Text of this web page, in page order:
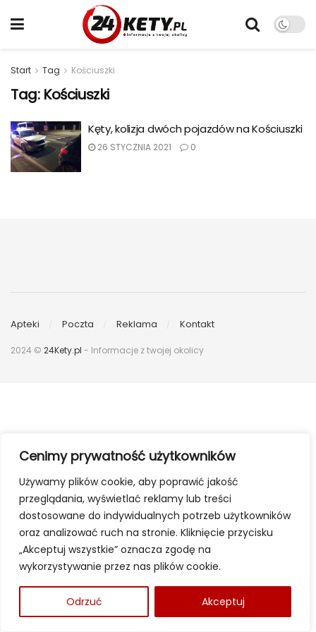
Cenimy prywatność użytkowników
Używamy plików cookie, aby poprawić jakość
przeglądania, wyświetlać reklamy lub treści
dostosowane do indywidualnych potrzeb użytkowników
oraz analizować ruch na stronie. Kliknięcie przycisku
„Akceptuj wszystkie” oznacza zgodę na
wykorzystywanie przez nas plików cookie.
Odrzuć Akceptuj
Start Tag Kościuszki
Tag: Kościuszki
Kęty, kolizja dwóch pojazdów na Kościuszki
26 STYCZNIA 2021 0
Apteki Poczta Reklama Kontakt
2024 © 24Kety.pl - Informacje z twojej okolicy